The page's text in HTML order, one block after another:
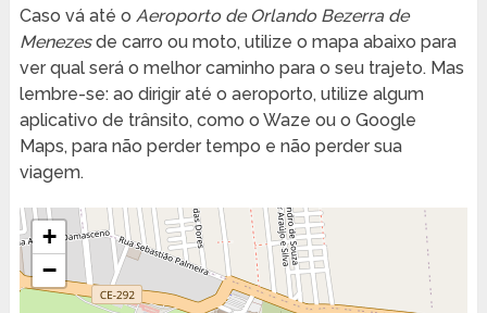
Caso vá até o Aeroporto de Orlando Bezerra de
Menezesde carro ou moto, utilize o mapa abaixo para
ver qual será o melhor caminho para o seu trajeto. Mas
lembre-se: ao dirigir até o aeroporto, utilize algum
aplicativo de trânsito, como o Waze ou o Google
Maps, para não perder tempo e não perder sua
viagem.
+
−